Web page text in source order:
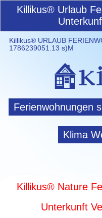
Killikus® Urlaub
Killikus® URLAUB
1786239051.13 s)M
Ferienwohnungen
Klima
Killikus® Nature
Unterkunft